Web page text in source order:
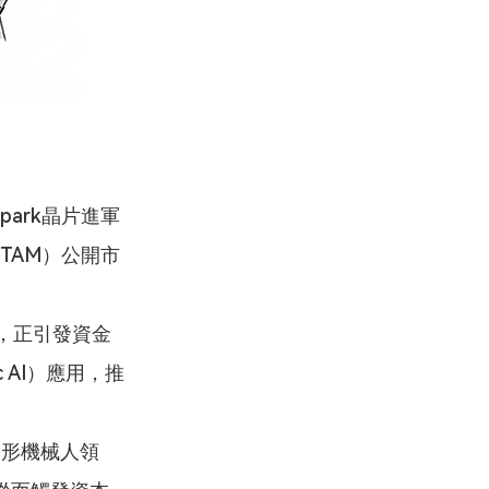
晶片進軍
）公開市
正引發資金
）應用，推
機械人領